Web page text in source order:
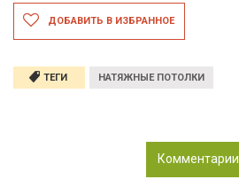
ДОБАВИТЬ В ИЗБРАННОЕ
ТЕГИ НАТЯЖНЫЕ ПОТОЛКИ
Комментарии